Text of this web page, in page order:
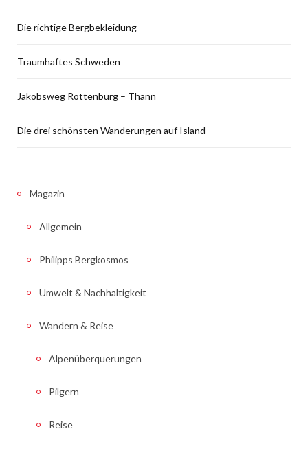
Die richtige Bergbekleidung
Traumhaftes Schweden
Jakobsweg Rottenburg – Thann
Die drei schönsten Wanderungen auf Island
Magazin
Allgemein
Philipps Bergkosmos
Umwelt & Nachhaltigkeit
Wandern & Reise
Alpenüberquerungen
Pilgern
Reise